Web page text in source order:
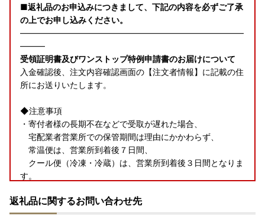
■返礼品のお申込みにつきまして、下記の内容を必ずご了承
の上でお申し込みください。
―――――――――――――――――――――――――――
―――
受領証明書及びワンストップ特例申請書のお届けについて
入金確認後、注文内容確認画面の【注文者情報】に記載の住
所にお送りいたします。
◆注意事項
・寄付者様の長期不在などで受取が遅れた場合、
宅配業者営業所での保管期間は理由にかかわらず、
常温便は、営業所到着後７日間、
クール便（冷凍・冷蔵）は、営業所到着後３日間となりま
す。
お荷物につきましては、
再発送いたしかねますので期間内に必ずお受け取りくださ
返礼品に関するお問い合わせ先